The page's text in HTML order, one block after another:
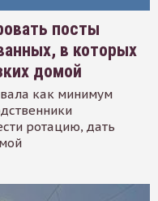
посты
в которых
домой
как минимум
ротацию, дать